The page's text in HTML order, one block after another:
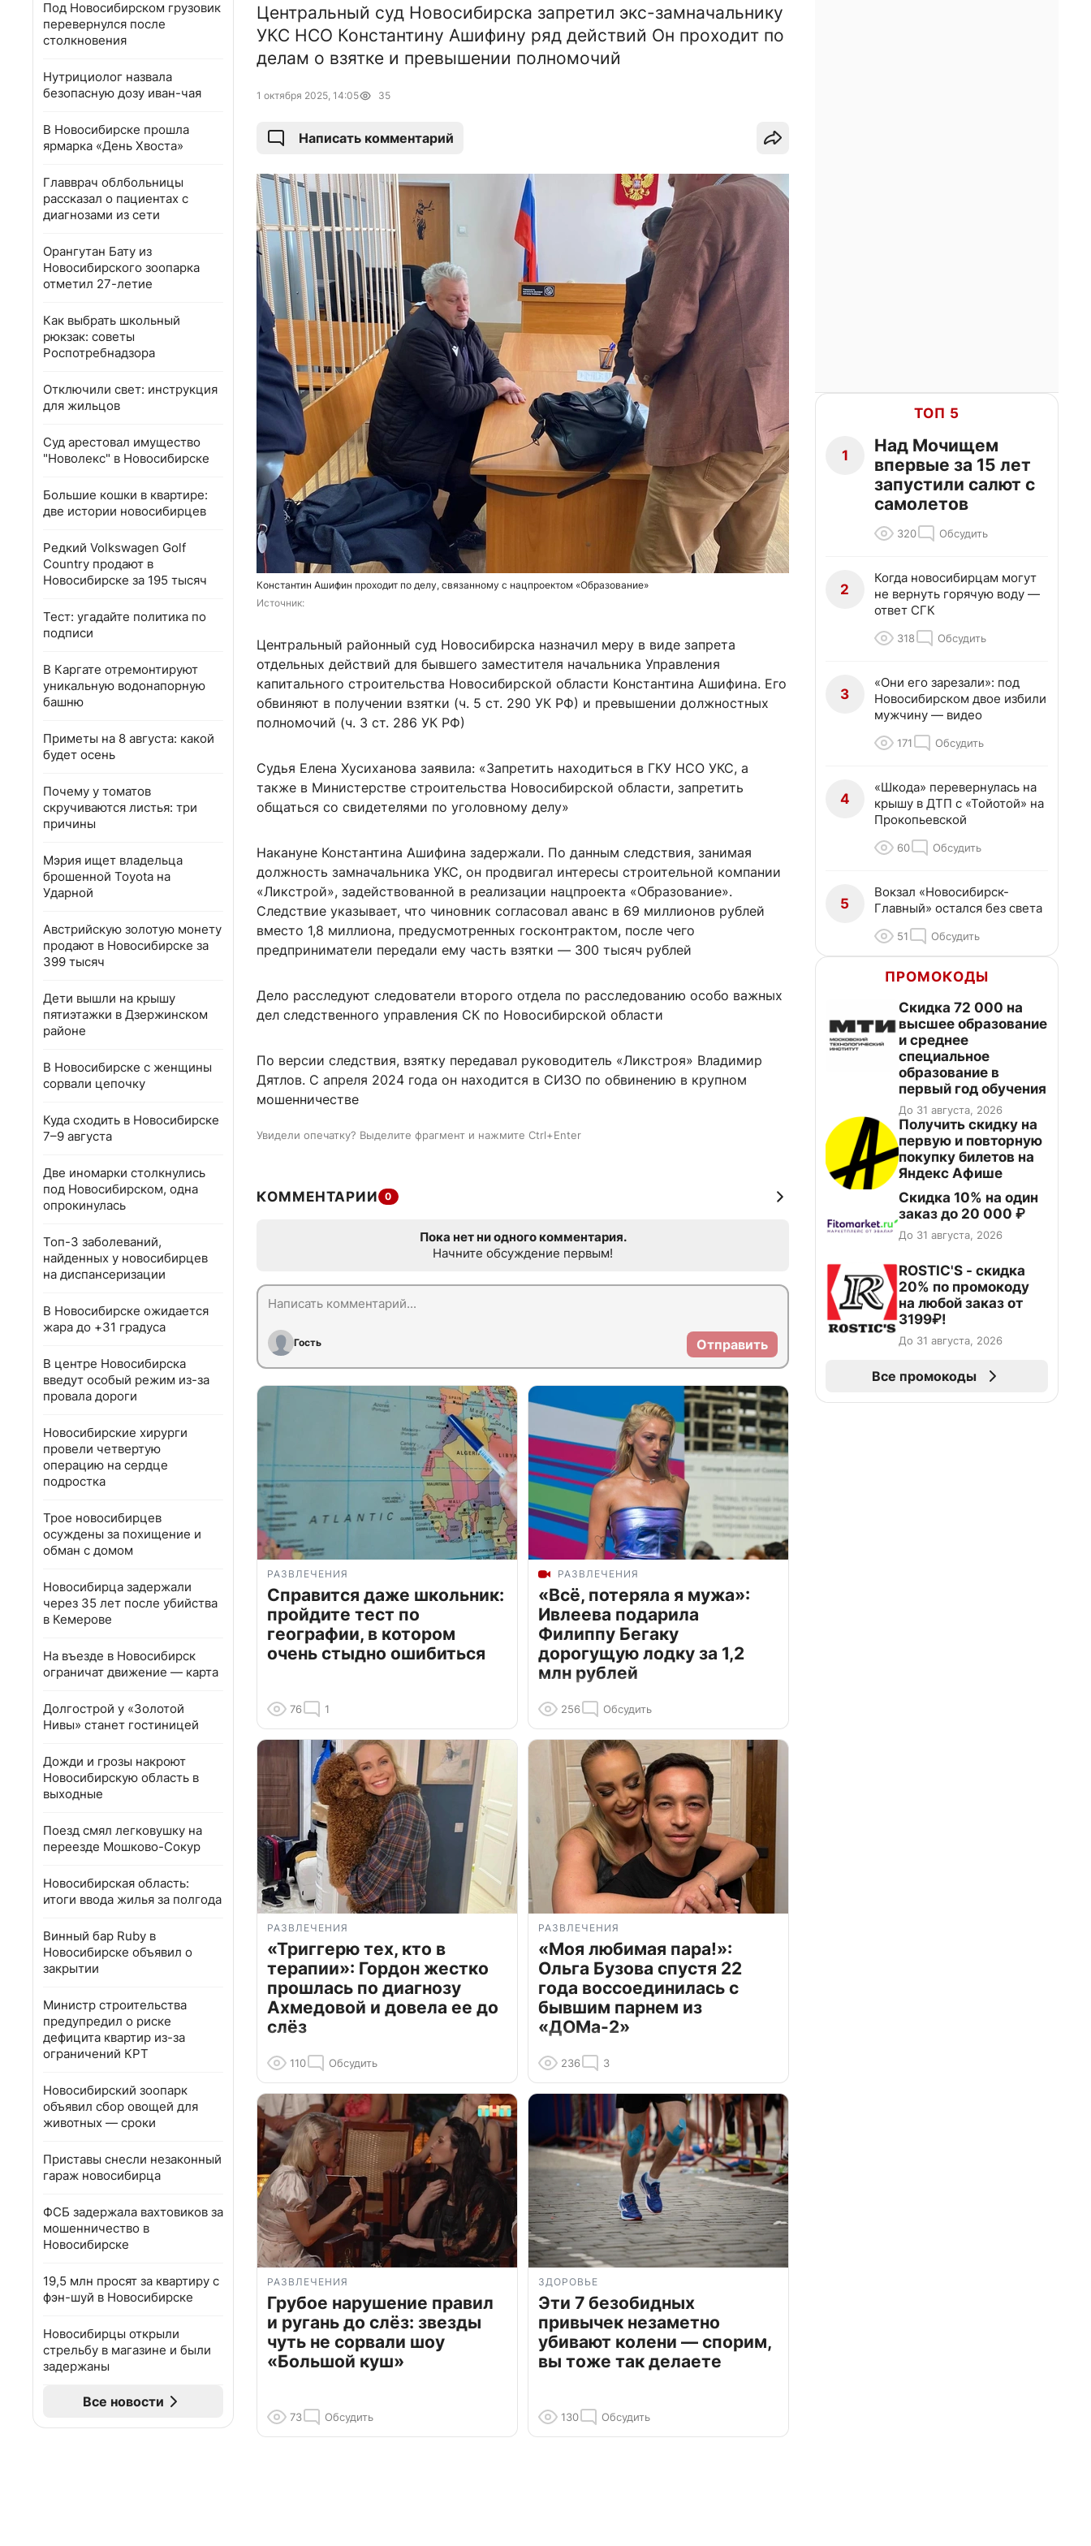
Под Новосибирском грузовик
перевернулся после
столкновения
Нутрициолог назвала
безопасную дозу иван-чая
В Новосибирске прошла
ярмарка «День Хвоста»
Главврач облбольницы
рассказал о пациентах с
диагнозами из сети
Орангутан Бату из
Новосибирского зоопарка
отметил 27-летие
Как выбрать школьный
рюкзак: советы
Роспотребнадзора
Отключили свет: инструкция
для жильцов
Суд арестовал имущество
"Новолекс" в Новосибирске
Большие кошки в квартире:
две истории новосибирцев
Редкий Volkswagen Golf
Country продают в
Новосибирске за 195 тысяч
Тест: угадайте политика по
подписи
В Каргате отремонтируют
уникальную водонапорную
башню
Приметы на 8 августа: какой
будет осень
Почему у томатов
скручиваются листья: три
причины
Мэрия ищет владельца
брошенной Toyota на
Ударной
Австрийскую золотую монету
продают в Новосибирске за
399 тысяч
Дети вышли на крышу
пятиэтажки в Дзержинском
районе
В Новосибирске с женщины
сорвали цепочку
Куда сходить в Новосибирске
7–9 августа
Две иномарки столкнулись
под Новосибирском, одна
опрокинулась
Топ-3 заболеваний,
найденных у новосибирцев
на диспансеризации
В Новосибирске ожидается
жара до +31 градуса
В центре Новосибирска
введут особый режим из-за
провала дороги
Новосибирские хирурги
провели четвертую
операцию на сердце
подростка
Трое новосибирцев
осуждены за похищение и
обман с домом
Новосибирца задержали
через 35 лет после убийства
в Кемерове
На въезде в Новосибирск
ограничат движение — карта
Долгострой у «Золотой
Нивы» станет гостиницей
Дожди и грозы накроют
Новосибирскую область в
выходные
Поезд смял легковушку на
переезде Мошково-Сокур
Новосибирская область:
итоги ввода жилья за полгода
Винный бар Ruby в
Новосибирске объявил о
закрытии
Министр строительства
предупредил о риске
дефицита квартир из-за
ограничений КРТ
Новосибирский зоопарк
объявил сбор овощей для
животных — сроки
Приставы снесли незаконный
гараж новосибирца
ФСБ задержала вахтовиков за
мошенничество в
Новосибирске
19,5 млн просят за квартиру с
фэн-шуй в Новосибирске
Новосибирцы открыли
стрельбу в магазине и были
задержаны
Все новости
Центральный суд Новосибирска запретил экс-замначальнику
УКС НСО Константину Ашифину ряд действий Он проходит по
делам о взятке и превышении полномочий
1 октября 2025, 14:05 35
Написать комментарий
Константин Ашифин проходит по делу, связанному с нацпроектом «Образование»
Источник:
Центральный районный суд Новосибирска назначил меру в виде запрета
отдельных действий для бывшего заместителя начальника Управления
капитального строительства Новосибирской области Константина Ашифина. Его
обвиняют в получении взятки (ч. 5 ст. 290 УК РФ) и превышении должностных
полномочий (ч. 3 ст. 286 УК РФ)
Судья Елена Хусиханова заявила: «Запретить находиться в ГКУ НСО УКС, а
также в Министерстве строительства Новосибирской области, запретить
общаться со свидетелями по уголовному делу»
Накануне Константина Ашифина задержали. По данным следствия, занимая
должность замначальника УКС, он продвигал интересы строительной компании
«Ликстрой», задействованной в реализации нацпроекта «Образование».
Следствие указывает, что чиновник согласовал аванс в 69 миллионов рублей
вместо 1,8 миллиона, предусмотренных госконтрактом, после чего
предприниматели передали ему часть взятки — 300 тысяч рублей
Дело расследуют следователи второго отдела по расследованию особо важных
дел следственного управления СК по Новосибирской области
По версии следствия, взятку передавал руководитель «Ликстроя» Владимир
Дятлов. С апреля 2024 года он находится в СИЗО по обвинению в крупном
мошенничестве
Увидели опечатку? Выделите фрагмент и нажмите Ctrl+Enter
КОММЕНТАРИИ 0
Пока нет ни одного комментария.
Начните обсуждение первым!
Гость Отправить
РАЗВЛЕЧЕНИЯ
Справится даже школьник:
пройдите тест по
географии, в котором
очень стыдно ошибиться
76 1
РАЗВЛЕЧЕНИЯ
«Всё, потеряла я мужа»:
Ивлеева подарила
Филиппу Бегаку
дорогущую лодку за 1,2
млн рублей
256 Обсудить
РАЗВЛЕЧЕНИЯ
«Триггерю тех, кто в
терапии»: Гордон жестко
прошлась по диагнозу
Ахмедовой и довела ее до
слёз
110 Обсудить
РАЗВЛЕЧЕНИЯ
«Моя любимая пара!»:
Ольга Бузова спустя 22
года воссоединилась с
бывшим парнем из
«ДОМа-2»
236 3
РАЗВЛЕЧЕНИЯ
Грубое нарушение правил
и ругань до слёз: звезды
чуть не сорвали шоу
«Большой куш»
73 Обсудить
ЗДОРОВЬЕ
Эти 7 безобидных
привычек незаметно
убивают колени — спорим,
вы тоже так делаете
130 Обсудить
ТОП 5
1
Над Мочищем
впервые за 15 лет
запустили салют с
самолетов
320 Обсудить
2
Когда новосибирцам могут
не вернуть горячую воду —
ответ СГК
318 Обсудить
3
«Они его зарезали»: под
Новосибирском двое избили
мужчину — видео
171 Обсудить
4
«Шкода» перевернулась на
крышу в ДТП с «Тойотой» на
Прокопьевской
60 Обсудить
5
Вокзал «Новосибирск-
Главный» остался без света
51 Обсудить
ПРОМОКОДЫ
Скидка 72 000 на
высшее образование
и среднее
специальное
образование в
первый год обучения
До 31 августа, 2026
Получить скидку на
первую и повторную
покупку билетов на
Яндекс Афише
Скидка 10% на один
заказ до 20 000 ₽
До 31 августа, 2026
ROSTIC'S - скидка
20% по промокоду
на любой заказ от
3199₽!
До 31 августа, 2026
Все промокоды